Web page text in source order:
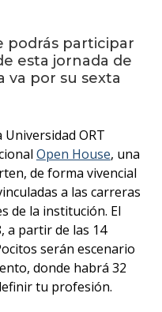
en
los
podrás participar
esta jornada de
va por su sexta
ORT
Open House, una
de forma vivencial
a las carreras
de la institución. El
a partir de las 14
serán escenario
donde habrá 32
tu profesión.